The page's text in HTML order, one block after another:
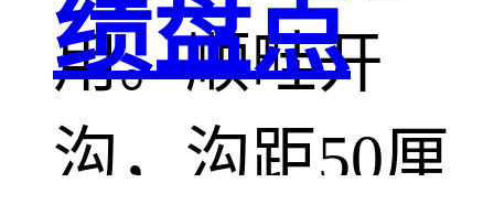
用。顺畦开
沟，沟距50厘
绩盘点